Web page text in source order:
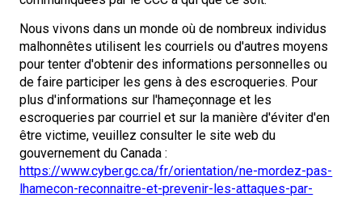
Berger australien
Bouvier australien courte queue
Colley barbu
Beauceron
Basenji
Basset Hound
Beagle
Chien de St-Hubert
Chien esquimau américain (standard)
Bichon frisé
Terrier de Boston
Bouledogue anglais
Barbet
Braque français (Gascogne)
Braque français (Pyrénées)
Braque d'Auvergne
Terriers
Terrier airedale
Terrier Nu Américain
Terrier américain du Staffordshire
Chiens nains
Affenpinscher
Chien esquimau américain (nain)
Chiens de travail
Akita
Stratégies en matière de santé des races
Programme d'ADN
Programme de certification des éleveurs du CCC
Groupe 1 - Chiens de sport
Groupe 2 - Lévriers et chiens courants
Groupe 3 - Chiens-de-travail
Groupe 4 - Terriers
Programme de soutien aux éleveurs de Trupanion
Inscription à la Puppy List
L'importation des chiens
Bureau des commandes
Programme Bon voisin canin du CCC
Programme de poursuite sur leurre
Expositions de conformation
Épreuve de chien de trait
Procédure pour enregistrer un chien au CCC
Procédure pour un numéro d’inscription à l’événement
Répertoire des juges
Top Dogs
Top Dogs 2025
Assemblée générale annuelle du CCC
Royal Canin
BFL Canada
Days Inn
Dodge
Adhésion au CCC
Jeunes manieurs
Bureau des commandes
1-800-250-8040
orderdesk@ckc.ca
FAQ
Quand puis-je m'attendre à recevoir une version PDF de mon
Nous vivons dans un monde où de nombreux individus
malhonnêtes utilisent les courriels ou d'autres moyens
pour tenter d'obtenir des informations personnelles ou
de faire participer les gens à des escroqueries. Pour
plus d'informations sur l'hameçonnage et les
escroqueries par courriel et sur la manière d'éviter d'en
être victime, veuillez consulter le site web du
gouvernement du Canada :
https://www.cyber.gc.ca/fr/orientation/ne-mordez-pas-
lhamecon-reconnaitre-et-prevenir-les-attaques-par-